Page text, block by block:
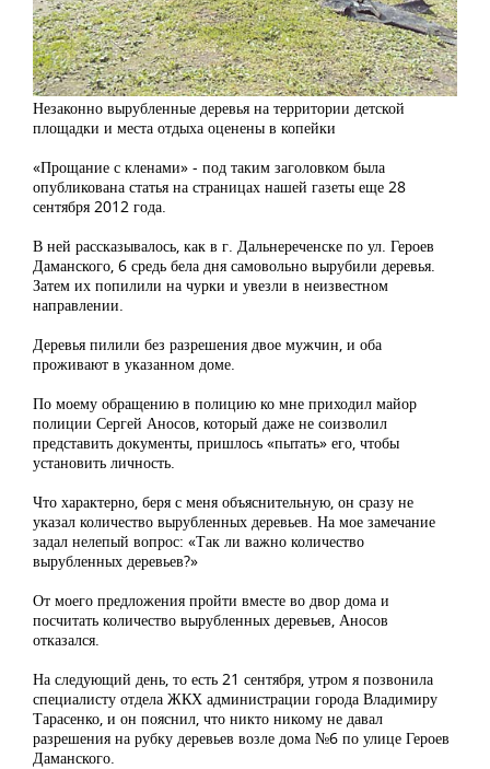
Незаконно вырубленные деревья на территории детской
площадки и места отдыха оценены в копейки
«Прощание с кленами» - под таким заголовком была
опубликована статья на страницах нашей газеты еще 28
сентября 2012 года.
В ней рассказывалось, как в г. Дальнереченске по ул. Героев
Даманского, 6 средь бела дня самовольно вырубили деревья.
Затем их попилили на чурки и увезли в неизвестном
направлении.
Деревья пилили без разрешения двое мужчин, и оба
проживают в указанном доме.
По моему обращению в полицию ко мне приходил майор
полиции Сергей Аносов, который даже не соизволил
представить документы, пришлось «пытать» его, чтобы
установить личность.
Что характерно, беря с меня объяснительную, он сразу не
указал количество вырубленных деревьев. На мое замечание
задал нелепый вопрос: «Так ли важно количество
вырубленных деревьев?»
От моего предложения пройти вместе во двор дома и
посчитать количество вырубленных деревьев, Аносов
отказался.
На следующий день, то есть 21 сентября, утром я позвонила
специалисту отдела ЖКХ администрации города Владимиру
Тарасенко, и он пояснил, что никто никому не давал
разрешения на рубку деревьев возле дома №6 по улице Героев
Даманского.